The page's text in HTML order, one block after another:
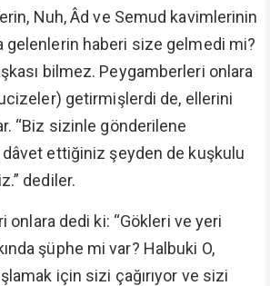
Nuh, Âd ve Semud kavimlerinin
gelenlerin haberi size gelmedi mi?
bilmez. Peygamberleri onlara
getirmişlerdi de, ellerini
“Biz sizinle gönderilene
dâvet ettiğiniz şeyden de kuşkulu
dediler.
onlara dedi ki: “Gökleri ve yeri
şüphe mi var? Halbuki O,
için sizi çağırıyor ve sizi